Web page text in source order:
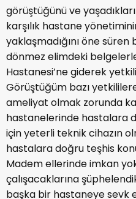
görüştüğünü ve yaşadıkları
karşılık hastane
yaklaşmadığını öne süren
dönmez elimdeki
Hastanesi’ne giderek
Görüştüğüm bazı
ameliyat olmak zorunda
hastanelerinde hastalara
için yeterli teknik cihazın
hastalara doğru teşhis
Madem ellerinde imkan
çalışacaklarına
başka bir hastaneye sevk